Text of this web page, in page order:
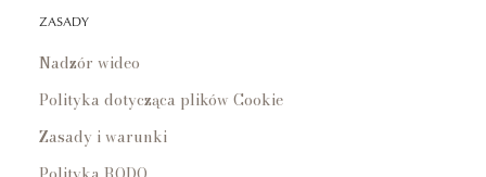
ZASADY
Nadzór wideo
Polityka dotycząca plików Cookie
Zasady i warunki